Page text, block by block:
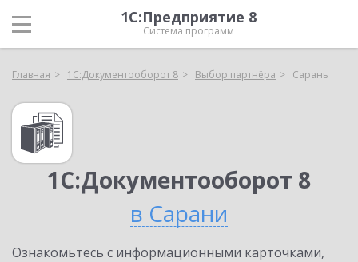
1С:Предприятие 8
Система программ
Главная 1С:Документооборот 8 Выбор партнёра Сарань
1С:Документооборот 8
в Сарани
Ознакомьтесь с информационными карточками,